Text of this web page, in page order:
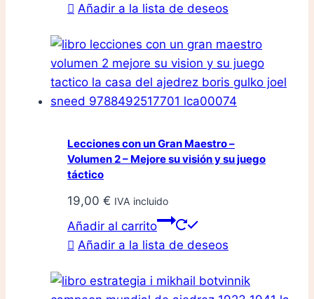
Añadir a la lista de deseos
Lecciones con un Gran Maestro –
Volumen 2 – Mejore su visión y su juego
táctico
19,00 € IVA incluido
Añadir al carrito
Añadir a la lista de deseos